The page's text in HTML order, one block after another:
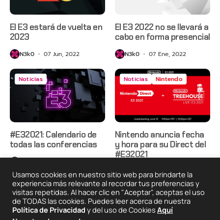
El E3 estará de vuelta en
2023
N3k0 07 Jun, 2022
El E3 2022 no se llevará a
cabo en forma presencial
N3k0 07 Ene, 2022
Noticias
#E32021: Calendario de
todas las conferencias
Noticias Nintendo
Nintendo anuncia fecha
y hora para su Direct del
#E32021
N3k0 02 Jun, 2021
2025 © Degeneraciónx.com | Anime, Games & Nothing
Usamos cookies en nuestro sitio web para brindarte la
experiencia más relevante al recordar tus preferencias y
visitas repetidas. Al hacer clic en "Aceptar", aceptas el uso
de TODAS las cookies. Puedes leer acerca de nuestra
Política de Privacidad y del uso de Cookies Aquí